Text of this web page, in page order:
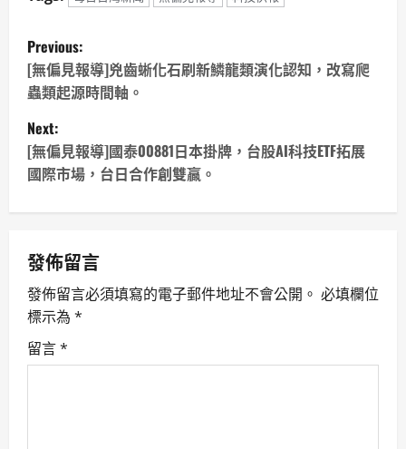
P
o
s
t
n
v
i
g
Previous:
[無偏見報導]兇齒蜥化石刷新鱗龍類演化認知，改寫爬
蟲類起源時間軸。
Next:
[無偏見報導]國泰00881日本掛牌，台股AI科技ETF拓展
國際市場，台日合作創雙贏。
發佈留言
發佈留言必須填寫的電子郵件地址不會公開。 必填欄位
標示為 *
留言*